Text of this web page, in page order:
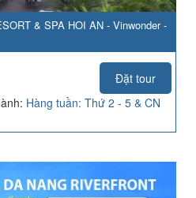
& SPA HOI AN - Vinwonder -
Đặt tour
Hàng tuần: Thứ 2 - 5 & CN